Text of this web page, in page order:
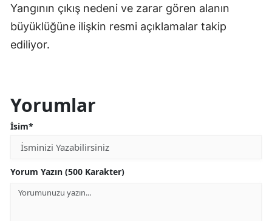
Yangının çıkış nedeni ve zarar gören alanın
büyüklüğüne ilişkin resmi açıklamalar takip
ediliyor.
Yorumlar
İsim*
Yorum Yazın (500 Karakter)